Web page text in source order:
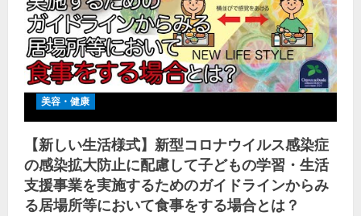
美容・健康
【新しい生活様式】新型コロナウイルス感染症
の感染拡大防止に配慮して子どもの学習・生活
支援事業を実施するためのガイドラインからみ
る居場所等において食事をする場合とは？